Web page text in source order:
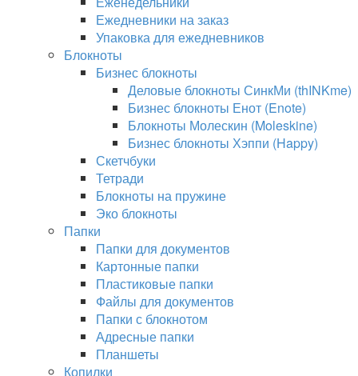
Ежедневники на заказ
Упаковка для ежедневников
Блокноты
Бизнес блокноты
Деловые блокноты СинкМи (thINKme)
Бизнес блокноты Енот (Enote)
Блокноты Молескин (Moleskine)
Бизнес блокноты Хэппи (Happy)
Скетчбуки
Тетради
Блокноты на пружине
Эко блокноты
Папки
Папки для документов
Картонные папки
Пластиковые папки
Файлы для документов
Папки с блокнотом
Адресные папки
Планшеты
Копилки